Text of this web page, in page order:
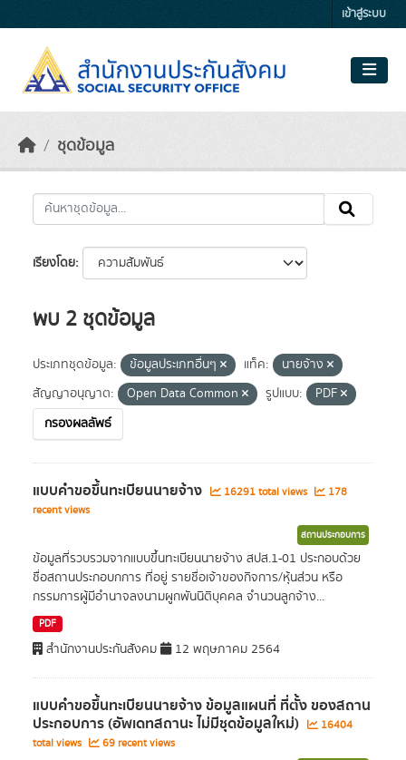
เข้าสู่ระบบ
ชุดข้อมูล
เรียงโดย
พบ 2 ชุดข้อมูล
ประเภทชุดข้อมูล: ข้อมูลประเภทอื่นๆ แท็ค:
นายจ้าง
สัญญาอนุญาต:
Open Data Common รูปแบบ:
PDF
กรองผลลัพธ์
แบบคำขอขึ้นทะเบียนนายจ้าง 16291 total views
178
recent views
สถานประกอบการ
ข้อมูลที่รวบรวมจากแบบขึ้นทะเบียนนายจ้าง สปส.1-01 ประกอบด้วย
ชื่อสถานประกอบกการ ที่อยู่ รายชื่อเจ้าของกิจการ/หุ้นส่วน หรือ
กรรมการผู้มีอำนาจลงนามผูกพันนิติบุคคล จำนวนลูกจ้าง...
PDF
สำนักงานประกันสังคม 12 พฤษภาคม 2564
แบบคำขอขึ้นทะเบียนนายจ้าง ข้อมูลแผนที่ ที่ตั้ง ของสถาน
ประกอบการ (อัพเดทสถานะ ไม่มีชุดข้อมูลใหม่)
16404
total views
69 recent views